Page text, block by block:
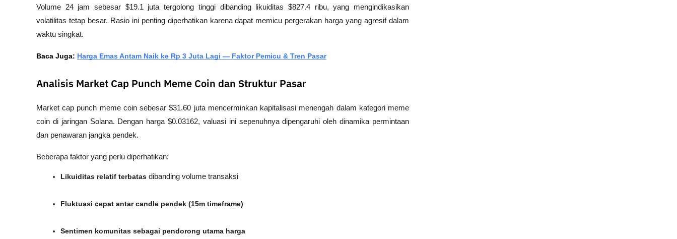
Volume 24 jam sebesar $19.1 juta tergolong tinggi dibanding likuiditas $827.4 ribu, yang mengindikasikan
volatilitas tetap besar. Rasio ini penting diperhatikan karena dapat memicu pergerakan harga yang agresif dalam
waktu singkat.
Baca Juga: Harga Emas Antam Naik ke Rp 3 Juta Lagi — Faktor Pemicu & Tren Pasar
Analisis Market Cap Punch Meme Coin dan Struktur Pasar
Market cap punch meme coin sebesar $31.60 juta mencerminkan kapitalisasi menengah dalam kategori meme
coin di jaringan Solana. Dengan harga $0.03162, valuasi ini sepenuhnya dipengaruhi oleh dinamika permintaan
dan penawaran jangka pendek.
Beberapa faktor yang perlu diperhatikan:
Likuiditas relatif terbatas dibanding volume transaksi
Fluktuasi cepat antar candle pendek (15m timeframe)
Sentimen komunitas sebagai pendorong utama harga